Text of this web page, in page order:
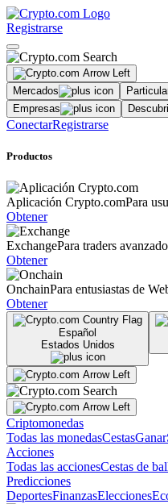
Registrarse
Mercados
Empresas
ConectarRegistrarse
Productos
Aplicación Crypto.comPara
Obtener
ExchangePara traders
Obtener
OnchainPara entusiastas de
Obtener
Español
Estados Unidos
Criptomonedas
Todas las monedasCestasGanar
Acciones
Todas las accionesCestas de
Predicciones
DeportesFinanzasElecciones